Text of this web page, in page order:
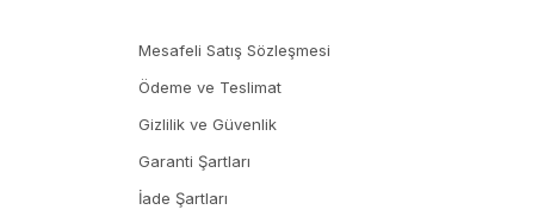
Mesafeli Satış Sözleşmesi
Ödeme ve Teslimat
Gizlilik ve Güvenlik
Garanti Şartları
İade Şartları